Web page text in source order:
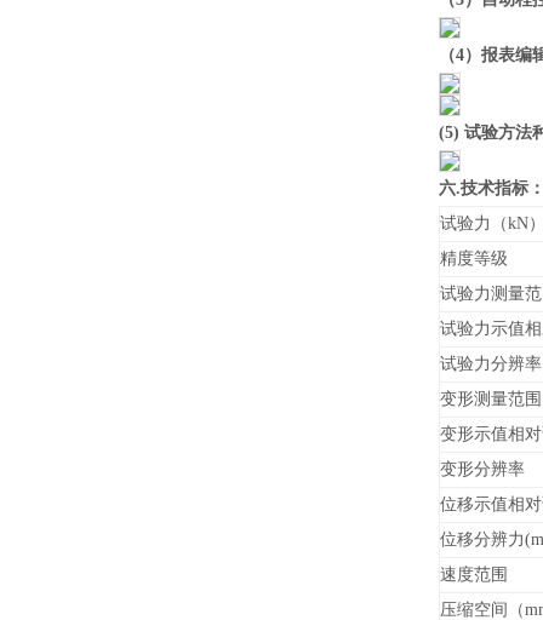
（4）报表编
(5) 试验方法
六.技术指标
试验力
（kN
精度等级
试验力测量
试验力示值
试验力分辨率
变形测量范围
变形示值相
变形分辨率
位移示值相
位移分辨力
速度范围
压缩空间
（